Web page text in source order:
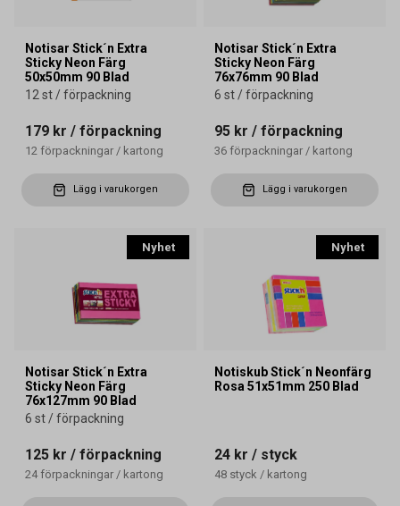
Notisar Stick´n Extra
Sticky Neon Färg
50x50mm 90 Blad
12 st / förpackning
179 kr / förpackning
12 förpackningar / kartong
Lägg i varukorgen
Notisar Stick´n Extra
Sticky Neon Färg
76x76mm 90 Blad
6 st / förpackning
95 kr / förpackning
36 förpackningar / kartong
Lägg i varukorgen
Nyhet
Notisar Stick´n Extra
Sticky Neon Färg
76x127mm 90 Blad
6 st / förpackning
125 kr / förpackning
24 förpackningar / kartong
Nyhet
Notiskub Stick´n Neonfärg
Rosa 51x51mm 250 Blad
24 kr / styck
48 styck / kartong